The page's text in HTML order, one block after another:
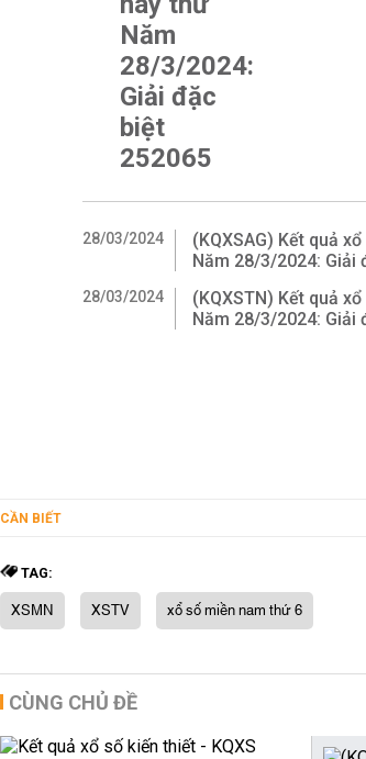
Năm
28/3/2024:
Giải đặc
biệt
252065
28/03/2024
(KQXSAG) Kết quả
Năm 28/3/2024: Giải
28/03/2024
(KQXSTN) Kết quả
Năm 28/3/2024: Giải
CẦN BIẾT
TAG:
XSMN XSTV xổ số miền nam thứ 6
CÙNG CHỦ ĐỀ